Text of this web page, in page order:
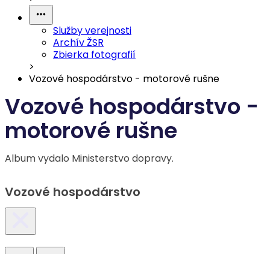
Služby verejnosti
Archív ŽSR
Zbierka fotografií
>
Vozové hospodárstvo - motorové rušne
Vozové hospodárstvo -
motorové rušne
Album vydalo Ministerstvo dopravy.
Vozové hospodárstvo